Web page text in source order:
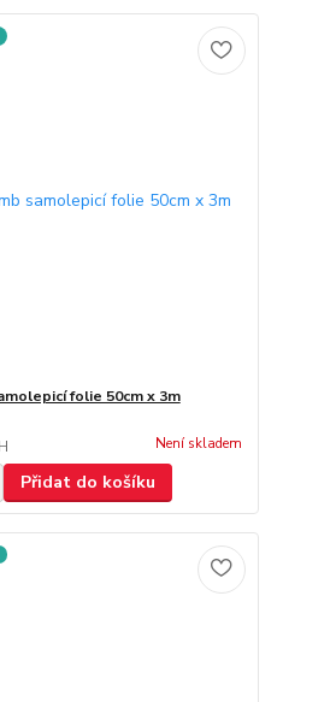
folie 50cm x 3m
Není skladem
Přidat do košíku